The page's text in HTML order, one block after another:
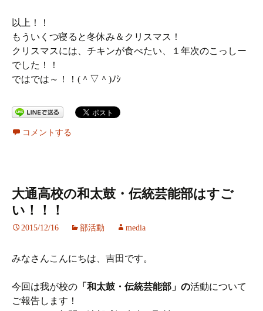
以上！！
もういくつ寝ると冬休み＆クリスマス！
クリスマスには、チキンが食べたい、１年次のこっしー
でした！！
ではでは～！！(＾▽＾)ﾉｼ
コメントする
大通高校の和太鼓・伝統芸能部はすご
い！！！
2015/12/16 部活動 media
みなさんこんにちは、吉田です。
今回は我が校の 「和太鼓・伝統芸能部」の活動について
ご報告します！